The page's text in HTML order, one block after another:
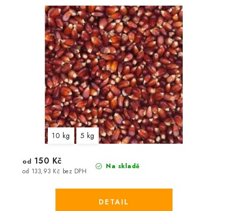
10 kg 5 kg
Na skladě
od 133,93 Kč bez DPH
od 150 Kč